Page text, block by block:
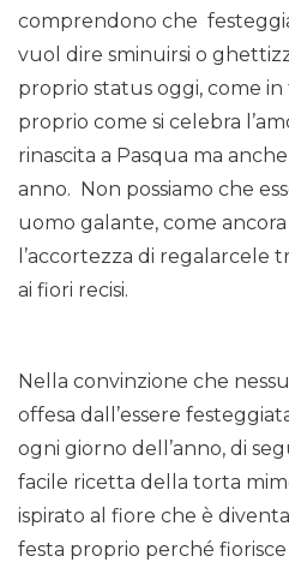
comprendono che
vuol dire sminuirsi o
proprio status oggi, come
proprio come si celebra
rinascita a Pasqua ma
anno. Non possiamo che
uomo galante, come
l’accortezza di regalarcele
ai fiori recisi.
Nella convinzione che
offesa dall’essere
ogni giorno dell’anno, di
facile ricetta della torta
ispirato al fiore che è
festa proprio perché fiorisce